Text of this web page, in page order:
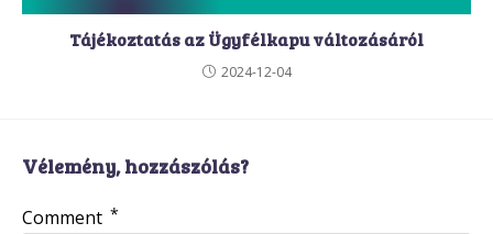
Tájékoztatás az Ügyfélkapu változásáról
2024-12-04
Vélemény, hozzászólás?
Comment *